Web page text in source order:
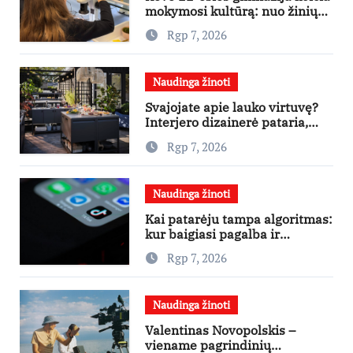
mokymosi kultūrą: nuo žinių
kaupimo – prie jų supratimo ir
taikymo
Rgp 7, 2026
Naudinga žinoti
Svajojate apie lauko virtuvę?
Interjero dizainerė pataria,
nuo ko pradėti
Rgp 7, 2026
Naudinga žinoti
Kai patarėju tampa algoritmas:
kur baigiasi pagalba ir
prasideda reklama?
Rgp 7, 2026
Naudinga žinoti
Valentinas Novopolskis –
viename pagrindinių